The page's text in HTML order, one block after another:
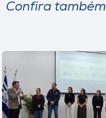
Confira também